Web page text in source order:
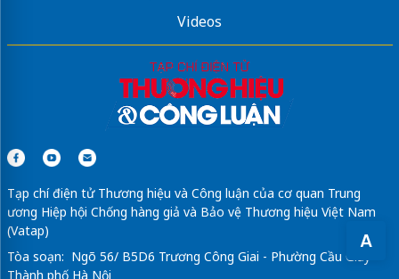
A
Nha Khoa AQUA
Videos
Tạp chí điện tử Thương hiệu và Công luận của cơ quan Trung
ương Hiệp hội Chống hàng giả và Bảo vệ Thương hiệu Việt Nam
(Vatap)
Tòa soạn: Ngõ 56/ B5D6 Trương Công Giai - Phường Cầu Giấy -
Thành phố Hà Nội